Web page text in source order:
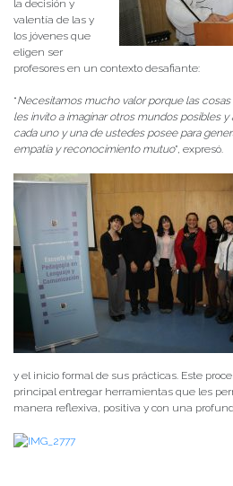
la decisión y
valentía de las y
los jóvenes que
eligen ser
profesores en un contexto desafiante:
“Necesitamos mucho valor porque las cosas
les invito a imaginar otros mundos posibles
cada uno y una de ustedes posee para
empatía y reconocimiento mutuo”, expresó.
y el inicio formal de sus prácticas. Este
principal entregar herramientas que les
manera reflexiva, positiva y con una